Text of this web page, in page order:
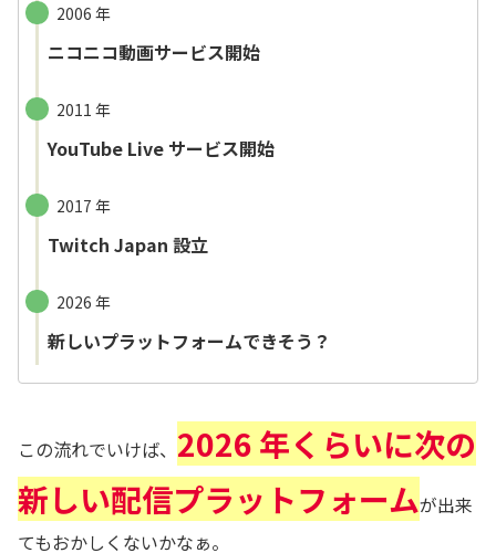
2006 年
ニコニコ動画サービス開始
2011 年
YouTube Live サービス開始
2017 年
Twitch Japan 設立
2026 年
新しいプラットフォームできそう？
この流れでいけば、 2026 年くらいに次の
新しい配信プラットフォームが出来
てもおかしくないかなぁ。